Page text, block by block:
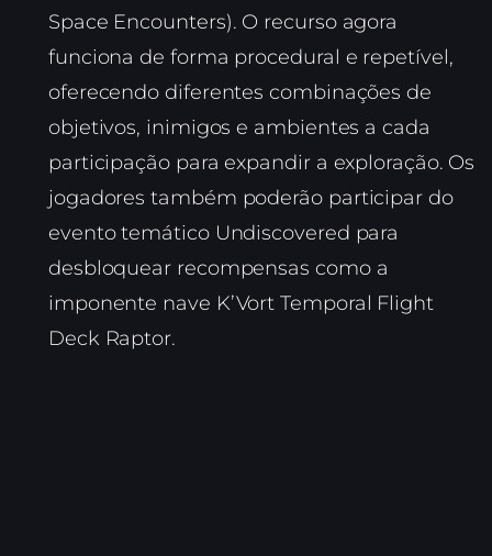
Space Encounters). O recurso agora
funciona de forma procedural e repetível,
oferecendo diferentes combinações de
objetivos, inimigos e ambientes a cada
participação para expandir a exploração. Os
jogadores também poderão participar do
evento temático Undiscovered para
desbloquear recompensas como a
imponente nave K’Vort Temporal Flight
Deck Raptor.